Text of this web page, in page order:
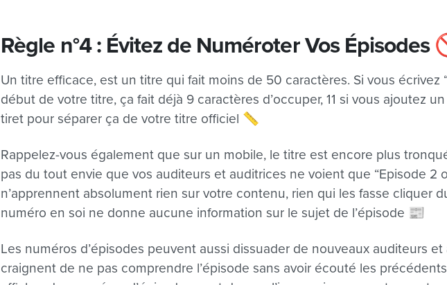
Règle n°4 : Évitez de Numéroter Vos Épisodes
Un titre efficace, est un titre qui fait moins de 50 caractères. Si vous écrivez
début de votre titre, ça fait déjà 9 caractères d’occuper, 11 si vous ajoutez
tiret pour séparer ça de votre titre officiel 📏
Rappelez-vous également que sur un mobile, le titre est encore plus
pas du tout envie que vos auditeurs et auditrices ne voient que “Episode 2
n’apprennent absolument rien sur votre contenu, rien qui les fasse cliquer
numéro en soi ne donne aucune information sur le sujet de l’épisode 📰
Les numéros d’épisodes peuvent aussi dissuader de nouveaux auditeurs
craignent de ne pas comprendre l’épisode sans avoir écouté les